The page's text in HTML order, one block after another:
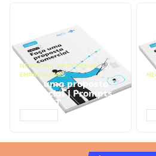
NEGÓCIOS, PROCESSOS
EMPRESARIAIS
Faça uma proposta
comercial | Prompts
ChatGPT